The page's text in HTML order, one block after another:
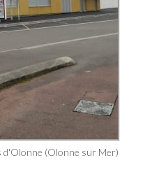
d'Olonne (Olonne sur Mer)